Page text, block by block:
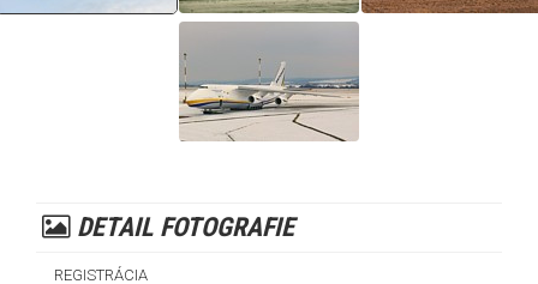
DETAIL FOTOGRAFIE
REGISTRÁCIA